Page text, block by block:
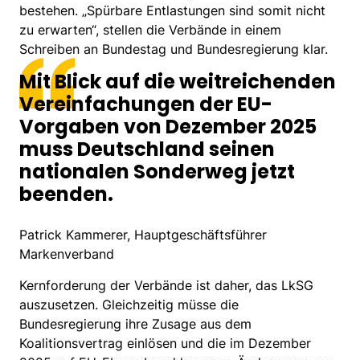
bestehen. „Spürbare Entlastungen sind somit nicht
zu erwarten“, stellen die Verbände in einem
Schreiben an Bundestag und Bundesregierung klar.
Mit Blick auf die weitreichenden
Vereinfachungen der EU-
Vorgaben von Dezember 2025
muss Deutschland seinen
nationalen Sonderweg jetzt
beenden.
Patrick Kammerer, Hauptgeschäftsführer
Markenverband
Kernforderung der Verbände ist daher, das LkSG
auszusetzen. Gleichzeitig müsse die
Bundesregierung ihre Zusage aus dem
Koalitionsvertrag einlösen und die im Dezember